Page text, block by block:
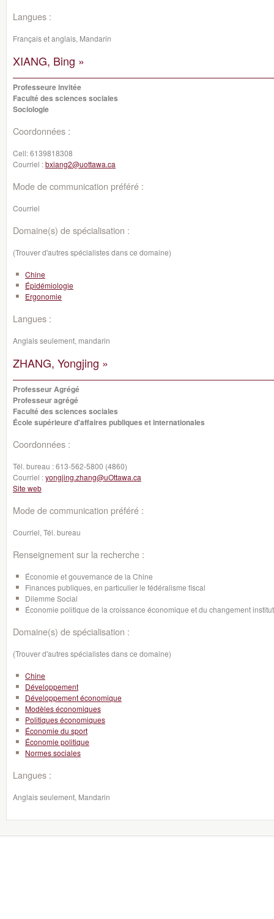
Langues :
Français et anglais, Mandarin
XIANG, Bing »
Professeure invitée
Faculté des sciences sociales
Sociologie
Coordonnées :
Cell:6139818308
Courriel :bxiang2@uottawa.ca
Mode de communication préféré :
Courriel
Domaine(s) de spécialisation :
(Trouver d'autres spécialistes dans ce domaine)
Chine
Épidémiologie
Ergonomie
Langues :
Anglais seulement, mandarin
ZHANG, Yongjing »
Professeur Agrégé
Professeur agrégé
Faculté des sciences sociales
École supérieure d'affaires publiques et internationales
Coordonnées :
Tél. bureau :613-562-5800 (4860)
Courriel :yongjing.zhang@uOttawa.ca
Site web
Mode de communication préféré :
Courriel, Tél. bureau
Renseignement sur la recherche :
Économie et gouvernance de la Chine
Finances publiques, en particulier le fédéralisme fiscal
Dilemme Social
Économie politique de la croissance économique et du changement
Domaine(s) de spécialisation :
(Trouver d'autres spécialistes dans ce domaine)
Chine
Développement
Développement économique
Modèles économiques
Politiques économiques
Économie du sport
Économie politique
Normes sociales
Langues :
Anglais seulement, Mandarin